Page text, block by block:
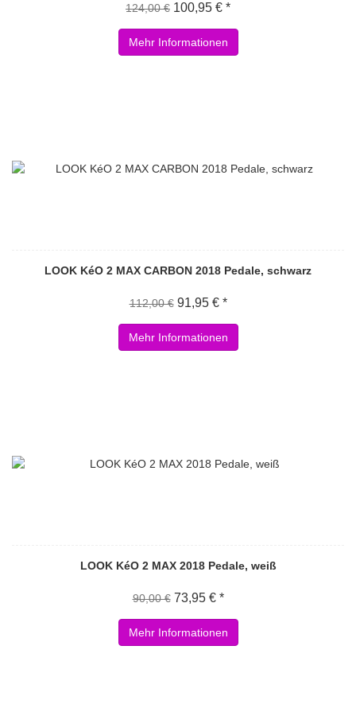
124,00 € 100,95 € *
Mehr Informationen
LOOK KéO 2 MAX CARBON 2018 Pedale, schwarz
112,00 € 91,95 € *
Mehr Informationen
LOOK KéO 2 MAX 2018 Pedale, weiß
90,00 € 73,95 € *
Mehr Informationen